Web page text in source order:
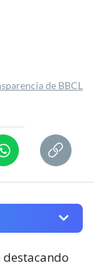
de BBCL
destacando